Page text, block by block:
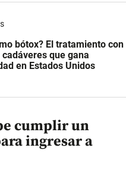
bótox? El tratamiento con
que gana
en Estados Unidos
cumplir un
ingresar a